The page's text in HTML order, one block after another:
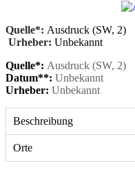
Quelle*: Ausdruck (SW, 2)
Urheber: Unbekannt
Quelle*: Ausdruck (SW, 2)
Datum**: Unbekannt
Urheber: Unbekannt
Beschreibung
Orte